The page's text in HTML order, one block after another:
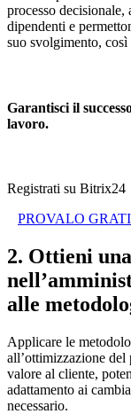
processo
dipendenti e
suo svolgimento, così
Garantisci il
lavoro.
Registrati su Bitrix24
PROVALO
2. Ottieni
alle
Applicare le
all’ottimizzazione
valore al cliente,
adattamento ai
necessario.